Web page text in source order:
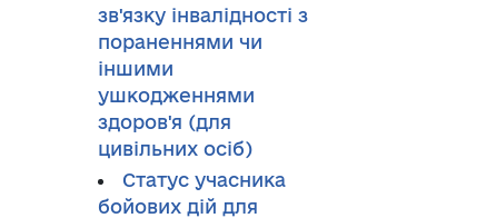
зв'язку інвалідності з
пораненнями чи
іншими
ушкодженнями
здоров'я (для
цивільних осіб)
Статус учасника
бойових дій для